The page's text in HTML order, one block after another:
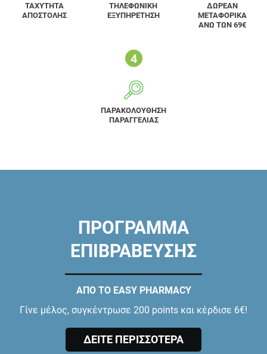
ΤΑΧΥΤΗΤΑ
ΑΠΟΣΤΟΛΗΣ
ΤΗΛΕΦΩΝΙΚΗ
ΕΞΥΠΗΡΕΤΗΣΗ
ΔΩΡΕΑΝ
ΜΕΤΑΦΟΡΙΚΑ
ΑΝΩ ΤΩΝ 69€
ΠΑΡΑΚΟΛΟΥΘΗΣΗ
ΠΑΡΑΓΓΕΛΙΑΣ
ΠΡΟΓΡΑΜΜΑ
ΕΠΙΒΡΑΒΕΥΣΗΣ
ΑΠΟ ΤΟ EASY PHARMACY
Γίνε μέλος, συγκέντρωσε 200 points και κέρδισε 6€!
ΔΕΙΤΕ ΠΕΡΙΣΣΟΤΕΡΑ